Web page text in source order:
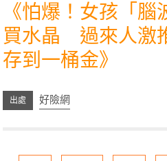
《怕爆！女孩「腦
買水晶 過來人激
存到一桶金》
好險網